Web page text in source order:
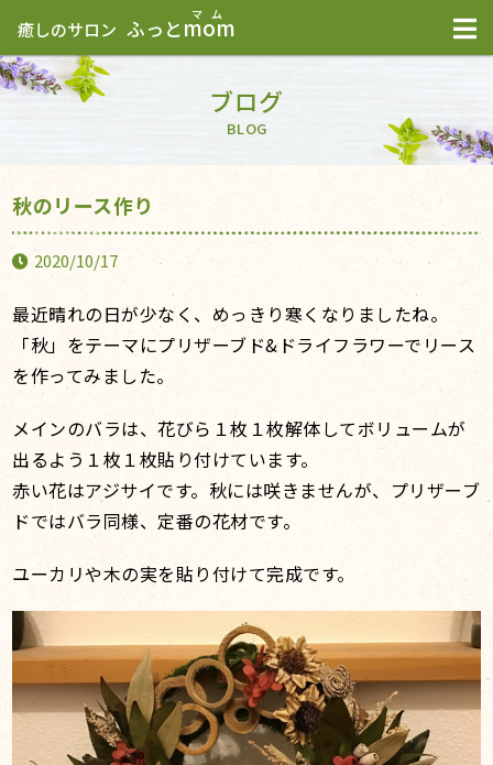
癒しのサロン ふっとmom
ブログ
BLOG
秋のリース作り
2020/10/17
最近晴れの日が少なく、めっきり寒くなりましたね。
「秋」をテーマにプリザーブド&ドライフラワーでリース
を作ってみました。
メインのバラは、花びら１枚１枚解体してボリュームが
出るよう１枚１枚貼り付けています。
赤い花はアジサイです。秋には咲きませんが、プリザーブ
ドではバラ同様、定番の花材です。
ユーカリや木の実を貼り付けて完成です。